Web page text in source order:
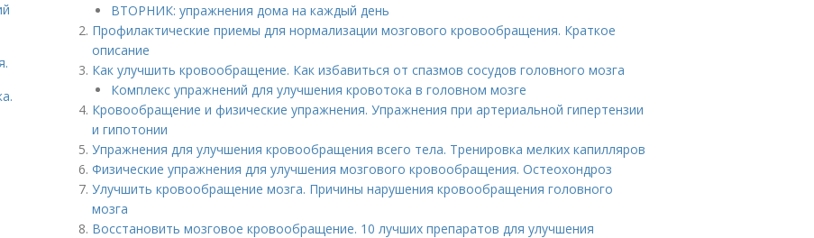
ВТОРНИК: упражнения дома на каждый день
Профилактические приемы для нормализации мозгового кровообращения. Краткое
описание
Как улучшить кровообращение. Как избавиться от спазмов сосудов головного мозга
Комплекс упражнений для улучшения кровотока в головном мозге
Кровообращение и физические упражнения. Упражнения при артериальной гипертензии
и гипотонии
Упражнения для улучшения кровообращения всего тела. Тренировка мелких капилляров
Физические упражнения для улучшения мозгового кровообращения. Остеохондроз
Улучшить кровообращение мозга. Причины нарушения кровообращения головного
мозга
Восстановить мозговое кровообращение. 10 лучших препаратов для улучшения